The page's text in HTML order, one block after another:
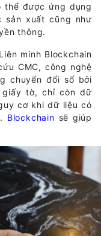
thể được ứng dụng
sản xuất cũng như
thông.
minh Blockchain
CMC, công nghệ
chuyển đổi số bởi
giấy tờ, chỉ còn dữ
cơ khi dữ liệu có
Blockchain sẽ giúp